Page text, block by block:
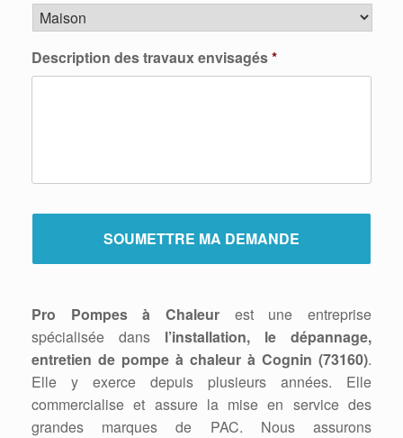
Description des travaux envisagés*
Pro Pompes à Chaleur est une entreprise
spécialisée dans l’installation, le dépannage,
entretien de pompe à chaleur à Cognin (73160).
Elle y exerce depuis plusieurs années. Elle
commercialise et assure la mise en service des
grandes marques de PAC. Nous assurons